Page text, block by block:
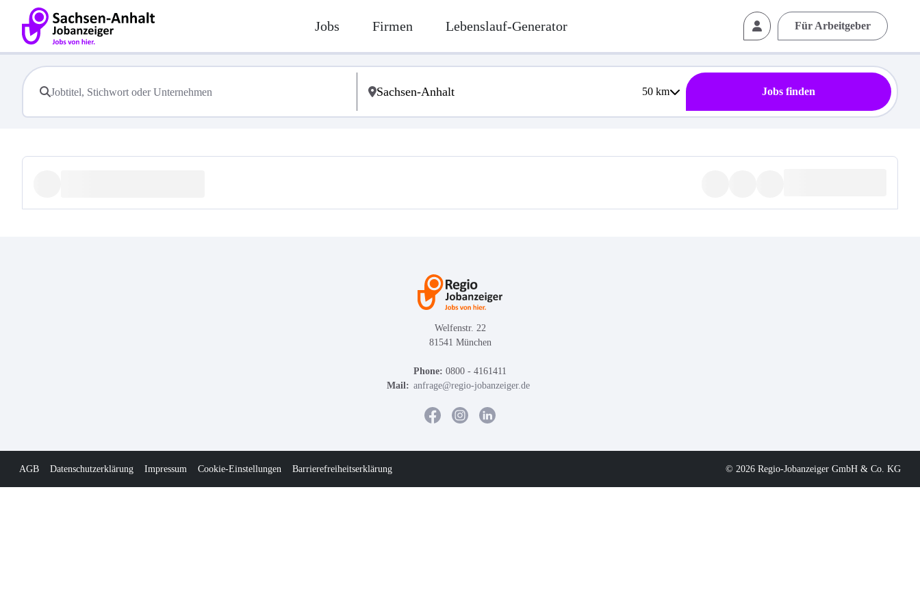
Jobs Firmen Lebenslauf-Generator Für Arbeitgeber
50km Jobs finden
Welfenstr. 22
81541 München
Phone: 0800 - 4161411
Mail: anfrage@regio-jobanzeiger.de
AGB Datenschutzerklärung Impressum Cookie-Einstellungen Barrierefreiheitserklärung © 2026 Regio-Jobanzeiger GmbH & Co. KG